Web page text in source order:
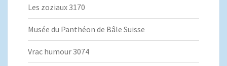
Les zoziaux 3170
Musée du Panthéon de Bâle Suisse
Vrac humour 3074